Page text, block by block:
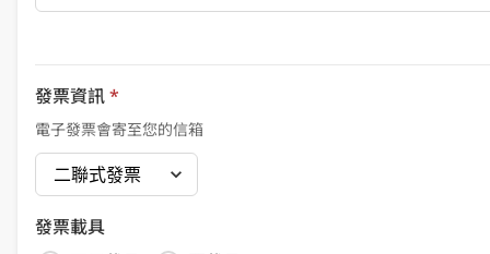
發票資訊*
電子發票會寄至您的信箱
發票載具